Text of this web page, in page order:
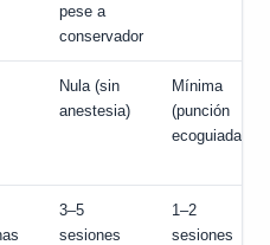
pese a
conservador
Nula (sin
anestesia)
Mínima
(punción
ecoguiada)
3–5
sesiones
1–2
sesiones